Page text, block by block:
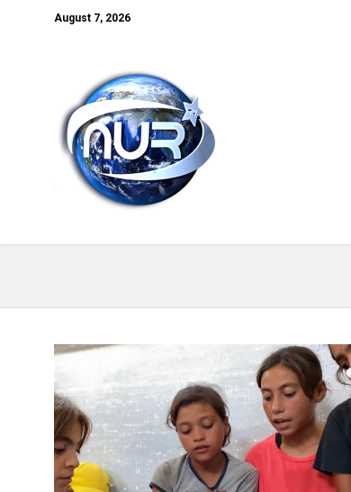
August 7, 2026